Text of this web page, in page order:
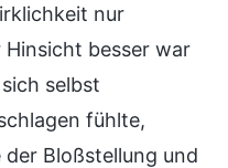
nur
besser war
selbst
fühlte,
Bloßstellung und